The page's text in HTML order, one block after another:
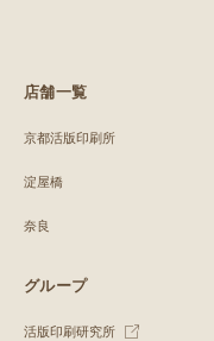
店舗一覧
京都活版印刷所
淀屋橋
奈良
グループ
活版印刷研究所